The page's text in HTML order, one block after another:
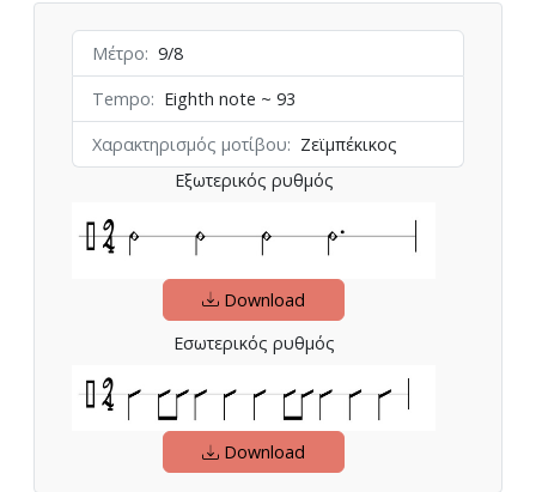
Μέτρο
9/8
Tempo
Eighth note ~ 93
Χαρακτηρισμός μοτίβου
Ζεϊμπέκικος
Εξωτερικός ρυθμός
Download
Εσωτερικός ρυθμός
Download